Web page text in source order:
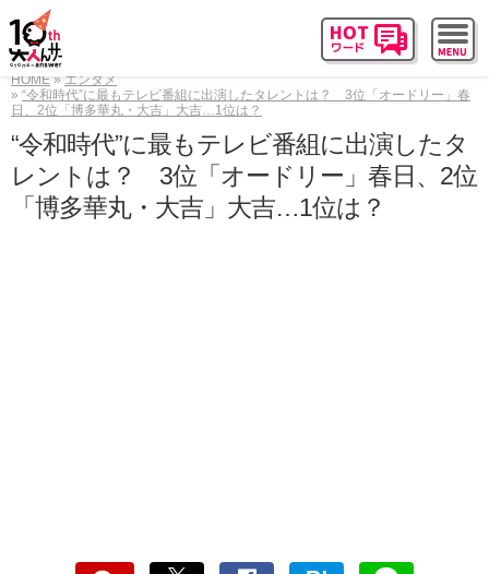
HOME
エンタメ
“令和時代”に最もテレビ番組に出演したタレントは？ 3位「オードリー」春
日、2位「博多華丸・大吉」大吉…1位は？
“令和時代”に最もテレビ番組に出演したタ
レントは？ 3位「オードリー」春日、2位
「博多華丸・大吉」大吉…1位は？